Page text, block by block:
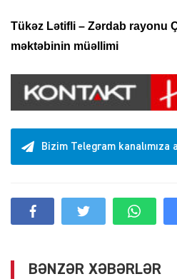
Tükəz Lətifli – Zərdab rayonu
məktəbinin müəllimi
Bizim Telegram kanalımıza
BƏNZƏR XƏBƏRLƏR